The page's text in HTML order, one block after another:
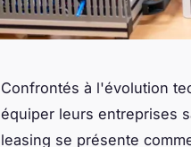
Confrontés à l'évolution
équiper leurs entreprises
leasing se présente